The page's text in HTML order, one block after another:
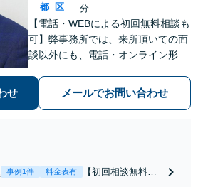
都 区
分
【電話・WEBによる初回無料相談も
可】弊事務所では、来所頂いての面
談以外にも、電話・オンライン形式
弁護士にご相談頂くことで、今のご
不安が和らぐとともに、問題解決の
せ メールでお問い合わせ
事例1件 料金表有
【初回相談無料】